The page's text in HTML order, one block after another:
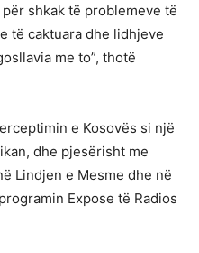
shkak të problemeve të
të caktuara dhe lidhjeve
me to”, thotë
e Kosovës si një
dhe pjesërisht me
Lindjen e Mesme dhe në
Expose të Radios